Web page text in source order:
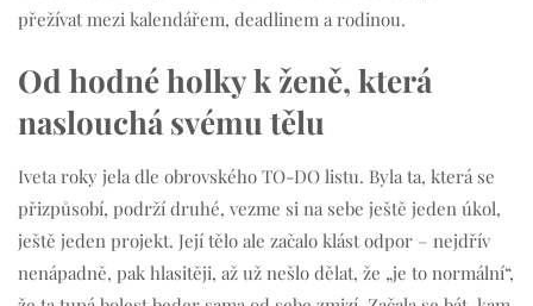
přežívat mezi kalendářem, deadlinem a rodinou.
Od hodné holky k ženě, která
naslouchá svému tělu
Iveta roky jela dle obrovského TO-DO listu. Byla ta, která se
přizpůsobí, podrží druhé, vezme si na sebe ještě jeden úkol,
ještě jeden projekt. Její tělo ale začalo klást odpor – nejdřív
nenápadně, pak hlasitěji, až už nešlo dělat, že „je to normální“,